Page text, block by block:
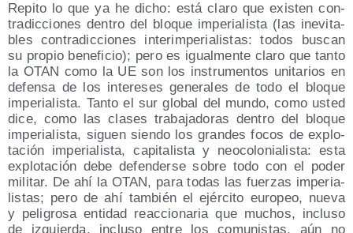
Repi­to lo que ya he dicho: está cla­ro que exis­ten con­
tra­dic­cio­nes den­tro del blo­que impe­ria­lis­ta (las inevi­ta­
bles con­tra­dic­cio­nes inter­im­pe­ria­lis­tas: todos bus­can
su pro­pio bene­fi­cio); pero es igual­men­te cla­ro que tan­to
la OTAN como la UE son los ins­tru­men­tos uni­ta­rios en
defen­sa de los intere­ses gene­ra­les de todo el blo­que
impe­ria­lis­ta. Tan­to el sur glo­bal del mun­do, como usted
dice, como las cla­ses tra­ba­ja­do­ras den­tro del blo­que
impe­ria­lis­ta, siguen sien­do los gran­des focos de explo­
ta­ción impe­ria­lis­ta, capi­ta­lis­ta y neo­co­lo­nia­lis­ta: esta
explo­ta­ción debe defen­der­se sobre todo con el poder
mili­tar. De ahí la OTAN, para todas las fuer­zas impe­ria­
lis­tas; pero de ahí tam­bién el ejér­ci­to euro­peo, nue­va
y peli­gro­sa enti­dad reac­cio­na­ria que muchos, inclu­so
de izquier­da, inclu­so entre los comu­nis­tas, aún no